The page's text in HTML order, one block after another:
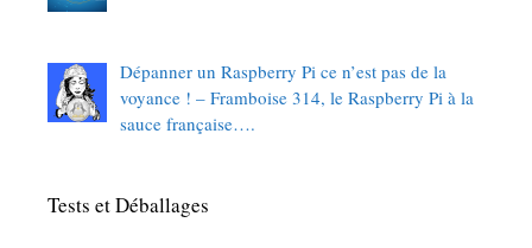
Dépanner un Raspberry Pi ce n’est pas de la
voyance ! – Framboise 314, le Raspberry Pi à la
sauce française….
Tests et Déballages